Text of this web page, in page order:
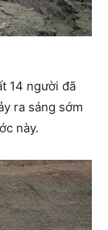
14 người đã
ra sáng sớm
này.